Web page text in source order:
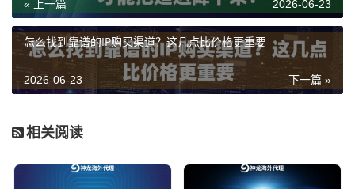
那么不限量代理IP套餐是理想选择。它提供专属IP池，不
限制IP使用数量和流量消耗，保证了业务的连续性和成
本可控。
对于企业级应用，例如大型跨境电商团队管理多个店铺
态住宅IP更为合适。它覆盖全球200多个国家和地区，IP
纯净度高，支持高并发，能满足企业对稳定性和广泛覆
« 上一篇 2026-06-23
怎么找到靠谱的IP购买渠道？这几点比价格更重要
下一篇 »
2026-06-23
相关阅读